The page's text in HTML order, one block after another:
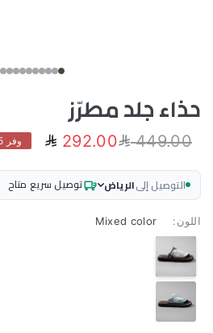
حذاء جلد مطرّز
449.00
292.00 وفر 35%
التوصيل إلىالرياض توصيل سريع متاح
اللون:
Mixed color
Mixed
color